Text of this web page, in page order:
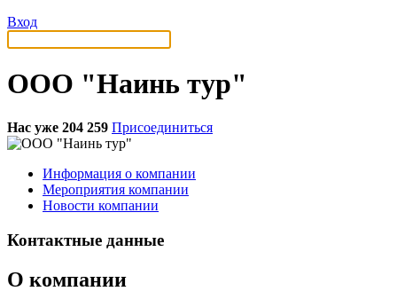
Вход
ООО "Наинь тур"
Нас уже 204 259 Присоединиться
Информация о компании
Мероприятия компании
Новости компании
Контактные данные
О компании